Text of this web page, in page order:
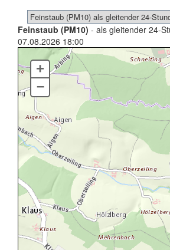
Feinstaub (PM10) - als gleitender 24-
07.08.2026 18:00
+
–